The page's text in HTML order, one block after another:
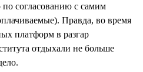
согласованию с самим
Правда, во время
платформ в разгар
отдыхали не больше